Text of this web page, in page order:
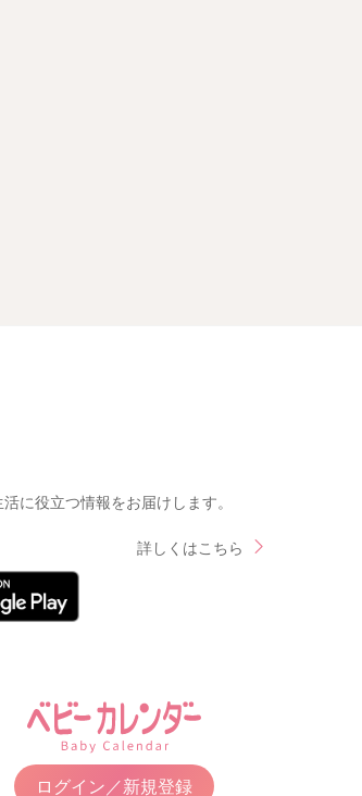
に役立つ情報をお届けします。
詳しくはこちら
ログイン／新規登録